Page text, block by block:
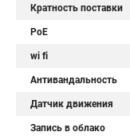
Кратность поставки
PoE
wi fi
Антивандальность
Датчик движения
Запись в облако